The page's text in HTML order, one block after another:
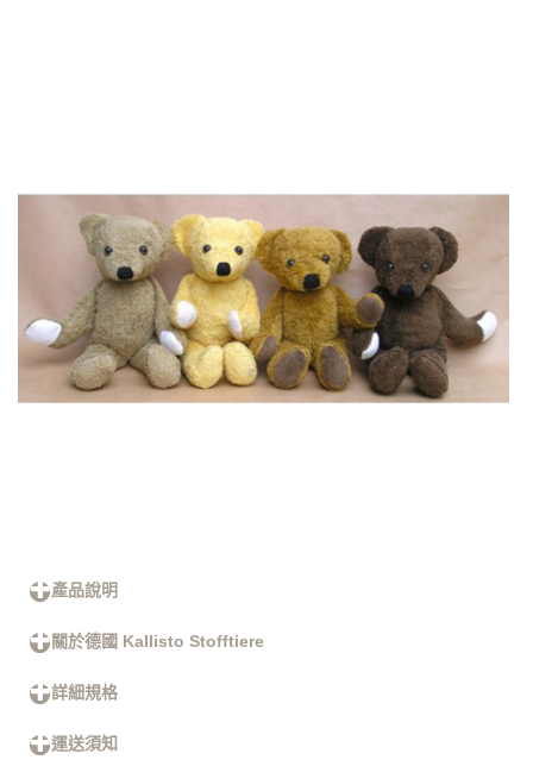
產品說明
關於德國 Kallisto Stofftiere
詳細規格
運送須知